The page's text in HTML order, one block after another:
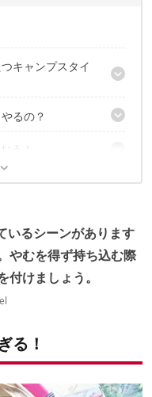
キャンプスタイ
るの？
たつ」
う！
いるシーンがあります
やむを得ず持ち込む際
けましょう。
る！